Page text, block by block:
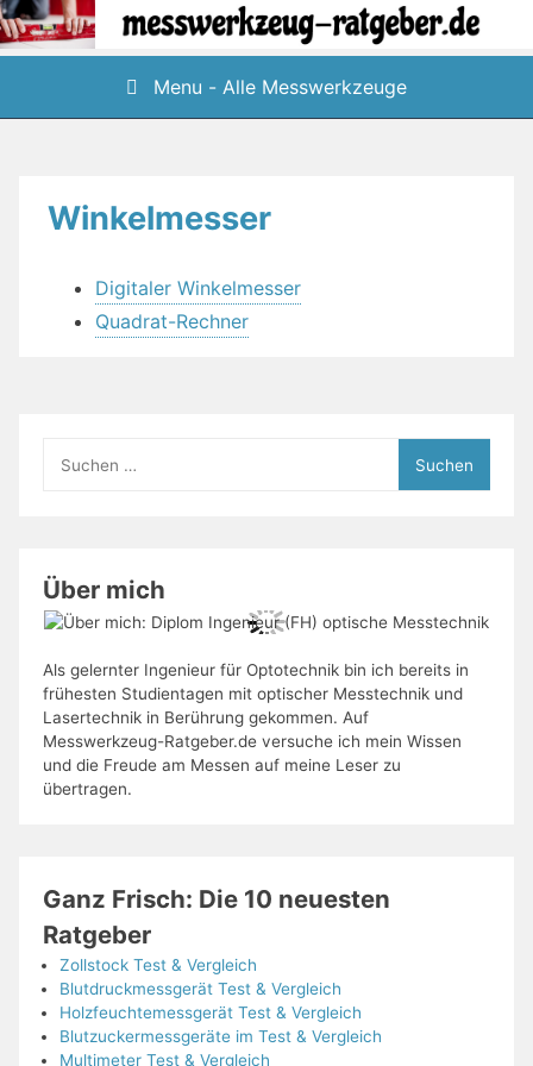
Skip
to
Menu - Alle Messwerkzeuge
Winkelmesser
Digitaler Winkelmesser
Quadrat-Rechner
nach:
Über mich
Als gelernter Ingenieur für Optotechnik bin ich bereits in
frühesten Studientagen mit optischer Messtechnik und
Lasertechnik in Berührung gekommen. Auf
Messwerkzeug-Ratgeber.de versuche ich mein Wissen
und die Freude am Messen auf meine Leser zu
übertragen.
Ganz Frisch: Die 10 neuesten
Ratgeber
Zollstock Test & Vergleich
Blutdruckmessgerät Test & Vergleich
Holzfeuchtemessgerät Test & Vergleich
Blutzuckermessgeräte im Test & Vergleich
Multimeter Test & Vergleich